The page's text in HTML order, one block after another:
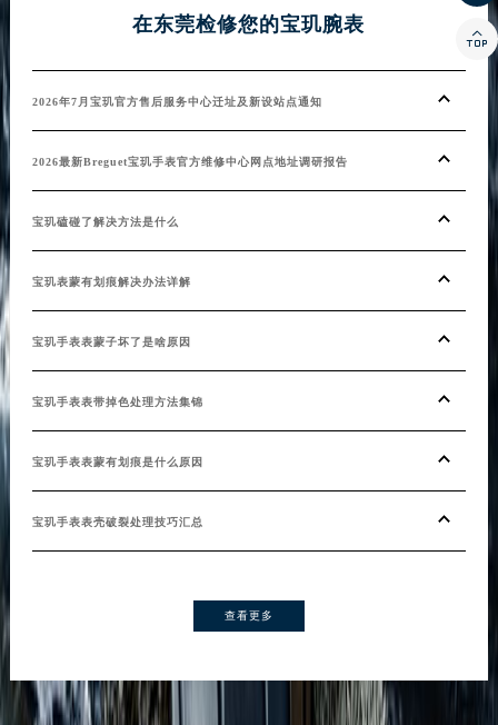
在东莞检修您的宝玑腕表
2026年7月宝玑官方售后服务中心迁址及新设站点通知
2026最新Breguet宝玑手表官方维修中心网点地址调研报告
宝玑磕碰了解决方法是什么
宝玑表蒙有划痕解决办法详解
宝玑手表表蒙子坏了是啥原因
宝玑手表表带掉色处理方法集锦
宝玑手表表蒙有划痕是什么原因
宝玑手表表壳破裂处理技巧汇总
查看更多
